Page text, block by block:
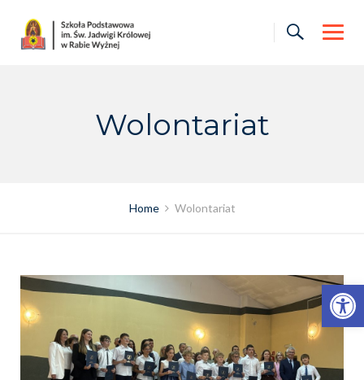
Otwórz pasek narzędzi
content
Wolontariat
Home Wolontariat